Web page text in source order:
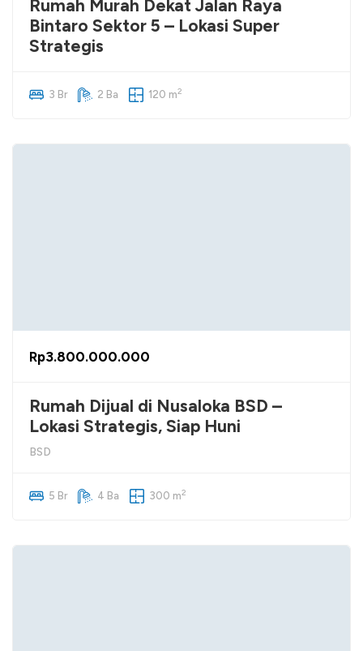
Rumah Murah Dekat Jalan Raya
Bintaro Sektor 5 – Lokasi Super
Strategis
3 Br 2 Ba 120 m2
Rp3.800.000.000
Rumah Dijual di Nusaloka BSD –
Lokasi Strategis, Siap Huni
BSD
5 Br 4 Ba 300 m2